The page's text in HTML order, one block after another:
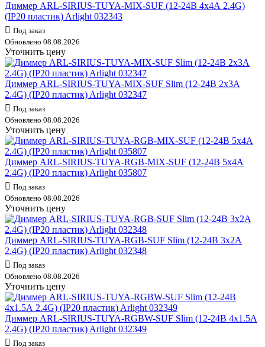
Диммер ARL-SIRIUS-TUYA-MIX-SUF (12-24В 4х4А 2.4G)
(IP20 пластик) Arlight 032343
Под заказ
Обновлено 08.08.2026
Уточнить цену
Диммер ARL-SIRIUS-TUYA-MIX-SUF Slim (12-24В 2х3А
2.4G) (IP20 пластик) Arlight 032347
Под заказ
Обновлено 08.08.2026
Уточнить цену
Диммер ARL-SIRIUS-TUYA-RGB-MIX-SUF (12-24В 5х4А
2.4G) (IP20 пластик) Arlight 035807
Под заказ
Обновлено 08.08.2026
Уточнить цену
Диммер ARL-SIRIUS-TUYA-RGB-SUF Slim (12-24В 3х2А
2.4G) (IP20 пластик) Arlight 032348
Под заказ
Обновлено 08.08.2026
Уточнить цену
Диммер ARL-SIRIUS-TUYA-RGBW-SUF Slim (12-24В 4х1.5А
2.4G) (IP20 пластик) Arlight 032349
Под заказ